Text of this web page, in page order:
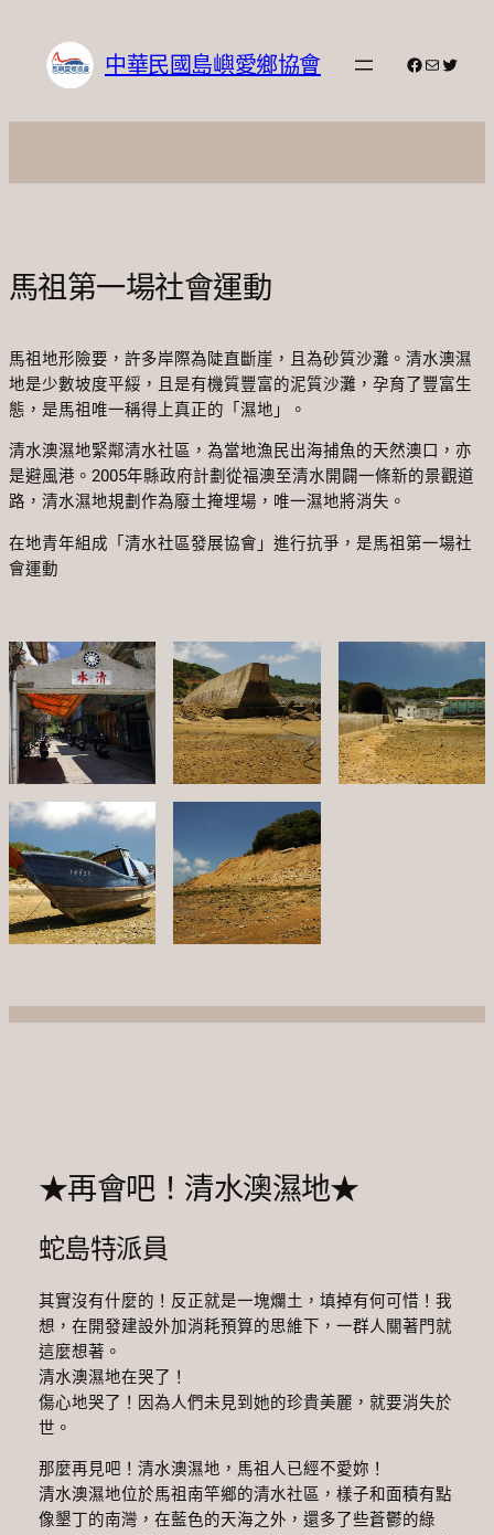
內
中華民國島嶼愛鄉協會 Facebook
電子郵件 X
馬祖第一場社會運動
馬祖地形險要，許多岸際為陡直斷崖，且為砂質沙灘。清水澳濕
地是少數坡度平綏，且是有機質豐富的泥質沙灘，孕育了豐富生
態，是馬祖唯一稱得上真正的「濕地」。
清水澳濕地緊鄰清水社區，為當地漁民出海捕魚的天然澳口，亦
是避風港。2005年縣政府計劃從福澳至清水開闢一條新的景觀道
路，清水濕地規劃作為廢土掩埋場，唯一濕地將消失。
在地青年組成「清水社區發展協會」進行抗爭，是馬祖第一場社
會運動
★再會吧！清水澳濕地★
蛇島特派員
其實沒有什麼的！反正就是一塊爛土，填掉有何可惜！我
想，在開發建設外加消耗預算的思維下，一群人關著門就
這麼想著。
清水澳濕地在哭了！
傷心地哭了！因為人們未見到她的珍貴美麗，就要消失於
世。
那麼再見吧！清水澳濕地，馬祖人已經不愛妳！
清水澳濕地位於馬祖南竿鄉的清水社區，樣子和面積有點
像墾丁的南灣，在藍色的天海之外，還多了些蒼鬱的綠